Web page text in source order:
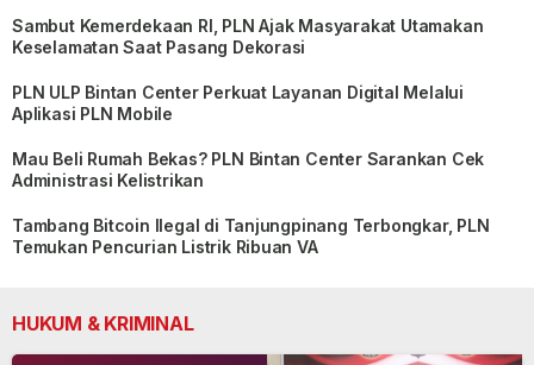
Sambut Kemerdekaan RI, PLN Ajak Masyarakat Utamakan
Keselamatan Saat Pasang Dekorasi
PLN ULP Bintan Center Perkuat Layanan Digital Melalui
Aplikasi PLN Mobile
Mau Beli Rumah Bekas? PLN Bintan Center Sarankan Cek
Administrasi Kelistrikan
Tambang Bitcoin Ilegal di Tanjungpinang Terbongkar, PLN
Temukan Pencurian Listrik Ribuan VA
HUKUM & KRIMINAL